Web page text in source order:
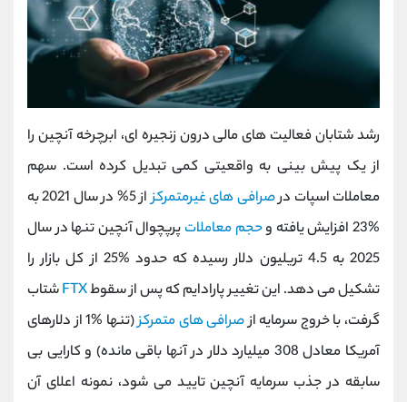
رشد شتابان فعالیت ‌های مالی درون‌ زنجیره ‌ای، ابرچرخه آنچین را
از یک پیش ‌بینی به واقعیتی کمی تبدیل کرده است. سهم
معاملات اسپات درصرافی‌ های غیرمتمرکز
از 5% در سال 2021 به
%23 افزایش یافته و
حجم معاملات پرپچوال آنچین تنها در سال
2025 به 4.5 تریلیون دلار رسیده که حدود %25 از کل بازار را
تشکیل می‌ دهد. این تغییر پارادایم که پس از سقوطFTXشتاب
گرفت، با خروج سرمایه ازصرافی ‌های متمرکز
(تنها %1 از دلارهای
آمریکا معادل 308 میلیارد دلار در آنها باقی مانده) و کارایی بی
‌سابقه در جذب سرمایه آنچین تایید می ‌شود، نمونه اعلای آن